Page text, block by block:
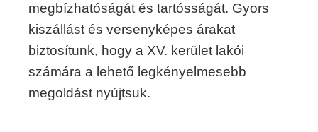
megbízhatóságát és tartósságát. Gyors
kiszállást és versenyképes árakat
biztosítunk, hogy a XV. kerület lakói
számára a lehető legkényelmesebb
megoldást nyújtsuk.